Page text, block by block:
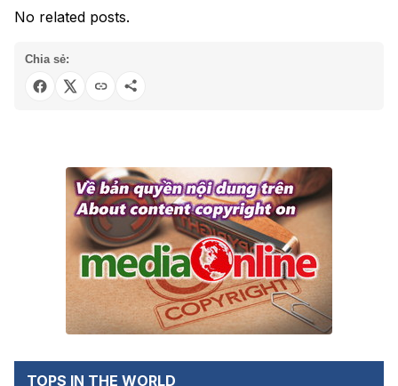
No related posts.
Chia sẻ:
TOPS IN THE WORLD